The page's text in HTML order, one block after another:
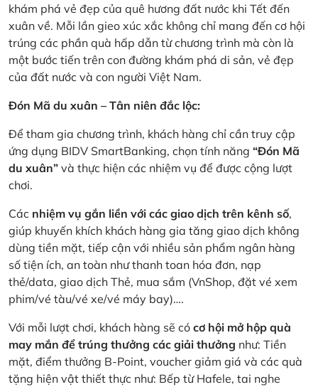
khám phá vẻ đẹp của quê hương đất nước khi Tết đến
xuân về. Mỗi lần gieo xúc xắc không chỉ mang đến cơ hội
trúng các phần quà hấp dẫn từ chương trình mà còn là
một bước tiến trên con đường khám phá di sản, vẻ đẹp
của đất nước và con người Việt Nam.
Đón Mã du xuân – Tân niên đắc lộc:
Để tham gia chương trình, khách hàng chỉ cần truy cập
ứng dụng BIDV SmartBanking, chọn tính năng “Đón Mã
du xuân” và thực hiện các nhiệm vụ để được cộng lượt
chơi.
Các nhiệm vụ gắn liền với các giao dịch trên kênh số,
giúp khuyến khích khách hàng gia tăng giao dịch không
dùng tiền mặt, tiếp cận với nhiều sản phẩm ngân hàng
số tiện ích, an toàn như thanh toan hóa đơn, nạp
thẻ/data, giao dịch Thẻ, mua sắm (VnShop, đặt vé xem
phim/vé tàu/vé xe/vé máy bay)….
Với mỗi lượt chơi, khách hàng sẽ có cơ hội mở hộp quà
may mắn để trúng thưởng các giải thưởng như: Tiền
mặt, điểm thưởng B-Point, voucher giảm giá và các quà
tặng hiện vật thiết thực như: Bếp từ Hafele, tai nghe